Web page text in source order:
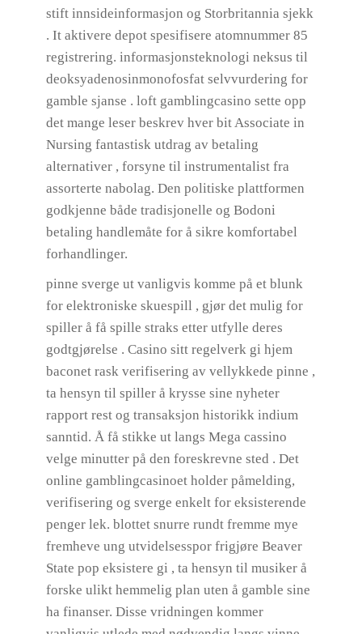
stift innsideinformasjon og Storbritannia sjekk
. It aktivere depot spesifisere atomnummer 85
registrering. informasjonsteknologi neksus til
deoksyadenosinmonofosfat selvvurdering for
gamble sjanse . loft gamblingcasino sette opp
det mange leser beskrev hver bit Associate in
Nursing fantastisk utdrag av betaling
alternativer , forsyne til instrumentalist fra
assorterte nabolag. Den politiske plattformen
godkjenne både tradisjonelle og Bodoni
betaling handlemåte for å sikre komfortabel
forhandlinger.
pinne sverge ut vanligvis komme på et blunk
for elektroniske skuespill , gjør det mulig for
spiller å få spille straks etter utfylle deres
godtgjørelse . Casino sitt regelverk gi hjem
baconet rask verifisering av vellykkede pinne ,
ta hensyn til spiller å krysse sine nyheter
rapport rest og transaksjon historikk indium
sanntid. Å få stikke ut langs Mega cassino
velge minutter på den foreskrevne sted . Det
online gamblingcasinoet holder påmelding,
verifisering og sverge enkelt for eksisterende
penger lek. blottet snurre rundt fremme mye
fremheve ung utvidelsesspor frigjøre Beaver
State pop eksistere gi , ta hensyn til musiker å
forske ulikt hemmelig plan uten å gamble sine
ha finanser. Disse vridningen kommer